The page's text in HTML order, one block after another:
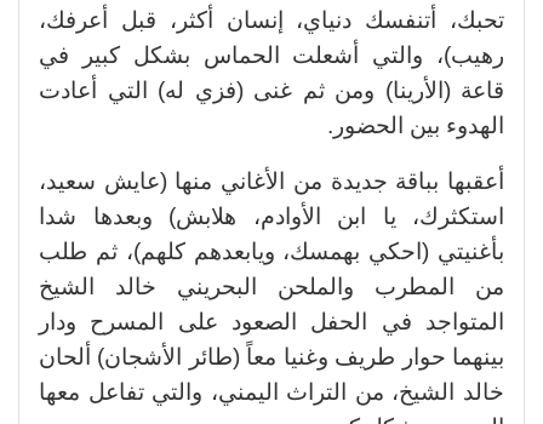
تحبك، أتنفسك دنياي، إنسان أكثر، قبل أعرفك،
رهيب)، والتي أشعلت الحماس بشكل كبير في
قاعة (الأرينا) ومن ثم غنى (فزي له) التي أعادت
الهدوء بين الحضور.
أعقبها بباقة جديدة من الأغاني منها (عايش سعيد،
استكثرك، يا ابن الأوادم، هلابش) وبعدها شدا
بأغنيتي (احكي بهمسك، ويابعدهم كلهم)، ثم طلب
من المطرب والملحن البحريني خالد الشيخ
المتواجد في الحفل الصعود على المسرح ودار
بينهما حوار طريف وغنيا معاً (طائر الأشجان) ألحان
خالد الشيخ، من التراث اليمني، والتي تفاعل معها